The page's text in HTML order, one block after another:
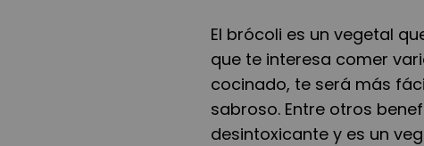
El brócoli es un vegetal
que te interesa comer
cocinado, te será más
sabroso. Entre otros
desintoxicante y es un